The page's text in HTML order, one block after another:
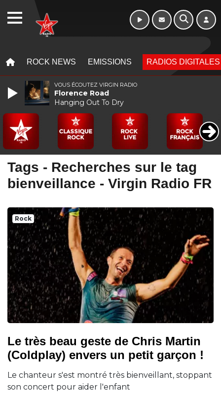
ROCK NEWS EMISSIONS RADIOS DIGITALES
Tags - Recherches sur le tag
bienveillance - Virgin Radio FR
Rock
Le très beau geste de Chris Martin
(Coldplay) envers un petit garçon !
Le chanteur s'est montré très bienveillant, stoppant
son concert pour aider l'enfant
VOUS ÉCOUTEZ VIRGIN RADIO
Florence Road
Hanging Out To Dry
WEBRADIO